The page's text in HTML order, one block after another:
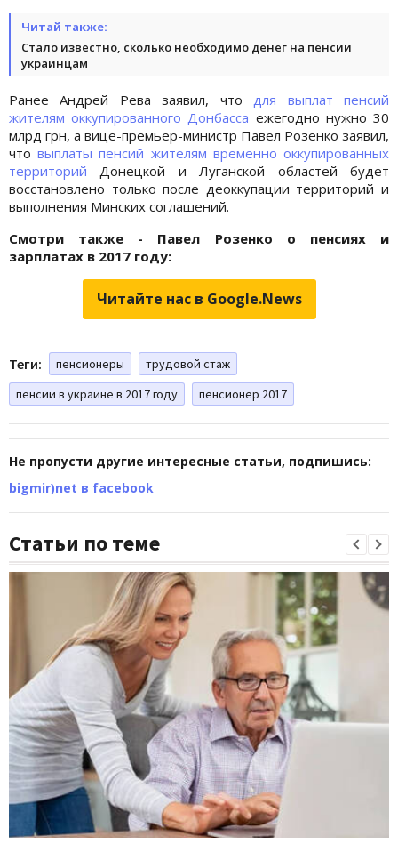
Читай также:
Стало известно, сколько необходимо денег на пенсии
украинцам
Ранее Андрей Рева заявил, что для выплат пенсий
жителям оккупированного Донбасса ежегодно нужно 30
млрд грн, а вице-премьер-министр Павел Розенко заявил,
чтовыплаты пенсий жителям временно оккупированных
территорий Донецкой и Луганской областей будет
восстановлено только после деоккупации территорий и
выполнения Минских соглашений.
Смотри также - Павел Розенко о пенсиях и
зарплатах в 2017 году:
Читайте нас в Google.News
Теги: пенсионеры
трудовой стаж
пенсии в украине в 2017 году
пенсионер 2017
Не пропусти другие интересные статьи, подпишись:
bigmir)net в facebook
Статьи по теме